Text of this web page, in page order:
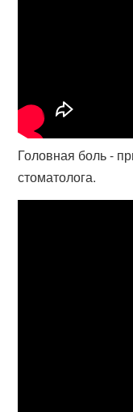
Головная боль -
стоматолога.